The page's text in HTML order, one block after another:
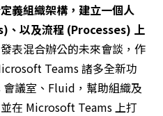
義組織架構，建立一個人
、以及流程 (Processes) 上
表混合辦公的未來會談，作
Teams 諸多全新功
議室、Fluid，幫助組織及
在 Microsoft Teams 上打